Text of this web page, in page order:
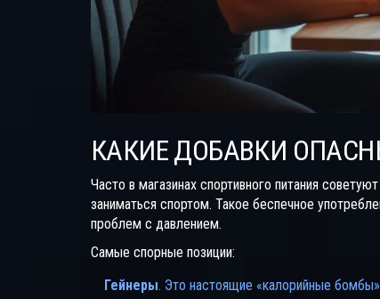
КАКИЕ ДОБАВКИ
Часто в магазинах спортивного питания
заниматься спортом. Такое беспечное
проблем с давлением.
Самые спорные позиции:
Гейнеры. Это настоящие «калорийные